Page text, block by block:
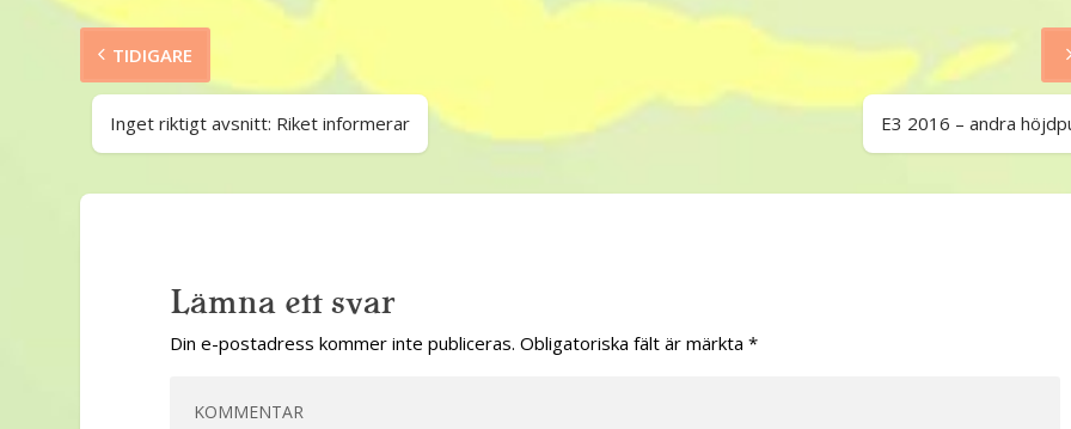
TIDIGARE
Inget riktigt avsnitt: Riket informerar E3 2016 – andra
Lämna ett svar
Din e-postadress kommer inte publiceras. Obligatoriska fält är märkta*